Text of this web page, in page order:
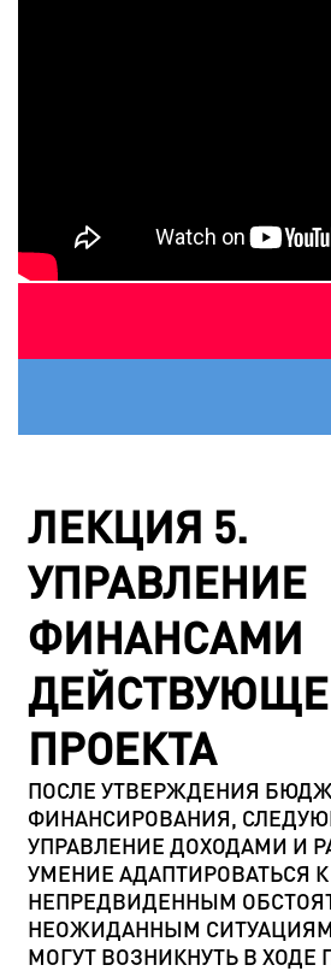
ЛЕКЦИЯ 5.
УПРАВЛЕНИЕ
ФИНАНСАМИ
ПРОЕКТА
ПОСЛЕ УТВЕРЖДЕНИЯ
ФИНАНСИРОВАНИЯ,
УПРАВЛЕНИЕ ДОХОДАМИ И
УМЕНИЕ АДАПТИРОВАТЬСЯ К
НЕПРЕДВИДЕННЫМ
НЕОЖИДАННЫМ
МОГУТ ВОЗНИКНУТЬ В ХОДЕ